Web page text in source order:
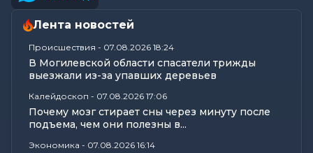
Лента новостей
Происшествия - 07.08.2026 18:24
В Могилевской области спасатели трижды
выезжали из-за упавших деревьев
Калейдоскоп - 07.08.2026 17:06
Почему мозг стирает сны через минуту после
подъема, чем они полезны в...
Экономика - 07.08.2026 16:14